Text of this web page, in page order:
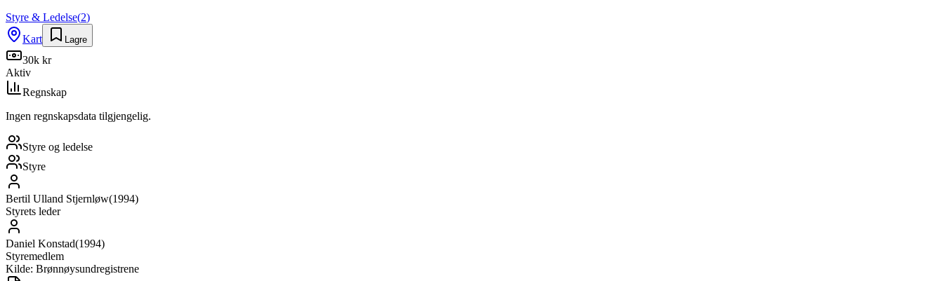
Styre & Ledelse(2)
Kart
Lagre
30k kr
Aktiv
Regnskap
Ingen regnskapsdata tilgjengelig.
Styre og ledelse
Styre
Bertil Ulland Stjernløw(1994)
Styrets leder
Daniel Konstad(1994)
Styremedlem
Kilde: Brønnøysundregistrene